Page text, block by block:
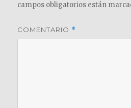
campos obligatorios están
COMENTARIO *